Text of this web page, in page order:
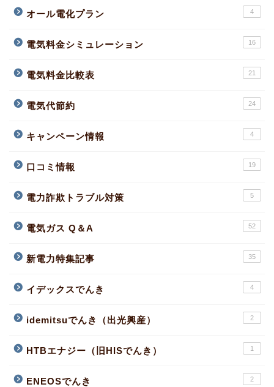
オール電化プラン 4
電気料金シミュレーション 16
電気料金比較表 21
電気代節約 24
キャンペーン情報 4
口コミ情報 19
電力詐欺トラブル対策 5
電気ガス Q＆A 52
新電力特集記事 35
イデックスでんき 4
idemitsuでんき（出光興産） 2
HTBエナジー（旧HISでんき） 1
ENEOSでんき 2